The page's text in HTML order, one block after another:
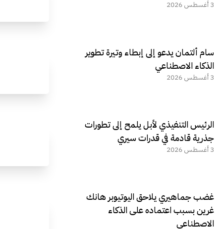
3 أغسطس 2026
سام ألتمان يدعو إلى إبطاء وتيرة تطوير
الذكاء الاصطناعي
3 أغسطس 2026
الرئيس التنفيذي لأبل يلمح إلى تطورات
جذرية قادمة في قدرات سيري
3 أغسطس 2026
غضب جماهيري يلاحق اليوتيوبر هانك
غرين بسبب اعتماده على الذكاء
الاصطناعي